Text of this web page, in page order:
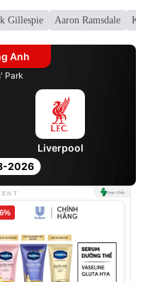
Gillespie Aaron Ramsdale
Anh
Park
2026
Liverpool